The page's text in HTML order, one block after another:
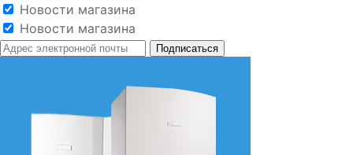
Новости магазина
Новости магазина